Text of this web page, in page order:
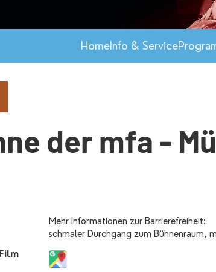
HomeInfo & Service
der mfa -
Mehr Informationen zur Barrierefreiheit:
schmaler Durchgang zum Bühnenraum,